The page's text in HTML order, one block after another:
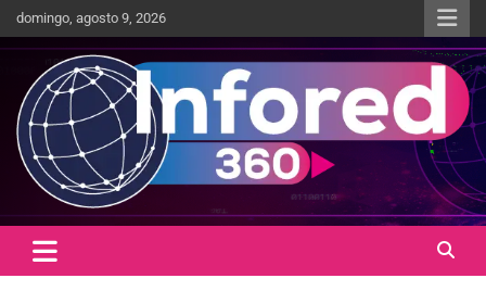
domingo, agosto 9, 2026
infored360.mx
Un giro en la información